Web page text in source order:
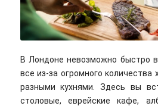
В Лондоне невозможно быстро
все из-за огромного количества
разными кухнями. Здесь вы
столовые, еврейские кафе,